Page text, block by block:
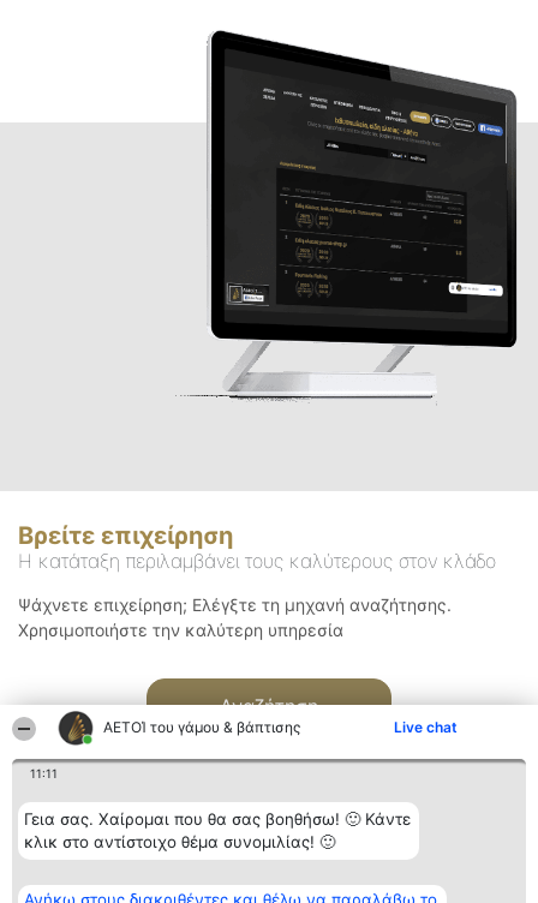
ΑΕΤΟΊ του γάμου & βάπτισης Live chat
11:11
Γεια σας. Χαίρομαι που θα σας βοηθήσω! 🙂 Κάντε
κλικ στο αντίστοιχο θέμα συνομιλίας! 🙂
Βρείτε επιχείρηση
Η κατάταξη περιλαμβάνει τους καλύτερους στον κλάδο
Ψάχνετε επιχείρηση; Ελέγξτε τη μηχανή αναζήτησης.
Χρησιμοποιήστε την καλύτερη υπηρεσία
Αναζήτηση
Διοργανωτής της
κατάταξης
Κατάταξη
Διακριθέντες
Επικοινωνία
Επικοινωνία